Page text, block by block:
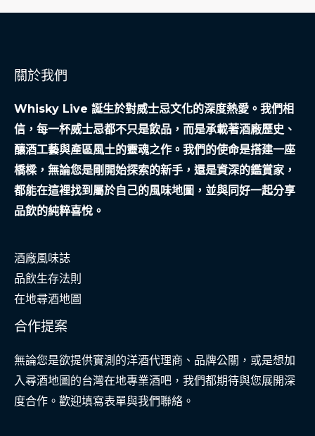
求
鋪
社
會
正
面
力
量
關於我們
Whisky Live 誕生於對威士忌文化的深度熱愛。我們相
信，每一杯威士忌都不只是飲品，而是承載著酒廠歷史、
釀酒工藝與產區風土的靈魂之作。我們的使命是搭建一座
橋樑，無論您是剛開始探索的新手，還是資深的鑑賞家，
都能在這裡找到屬於自己的風味地圖，並與同好一起分享
品飲的純粹喜悅。
酒廠風味誌
品飲生存法則
在地尋酒地圖
合作提案
無論您是欲提供實測的洋酒代理商、品牌公關，或是想加
入尋酒地圖的台灣在地專業酒吧，我們都期待與您展開深
度合作。歡迎填寫表單與我們聯絡。